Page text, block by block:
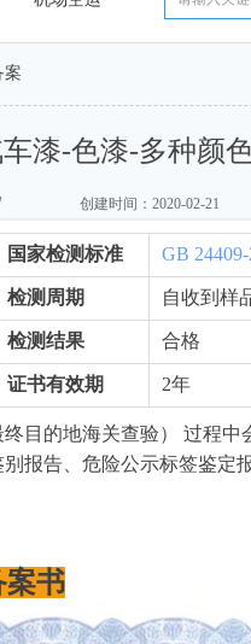
国家检测标准 GB
检测周期 自收到样
检测结果 合格
证书有效期 2年
目的地海关查验） 过程中
报告、危险公示标签鉴定报
案书
漆-色漆-多种颜
创建时间： 2020-02-21
案